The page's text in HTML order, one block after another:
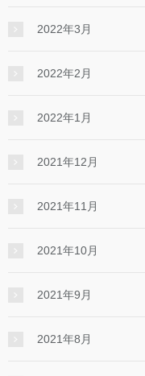
2022年3月
2022年2月
2022年1月
2021年12月
2021年11月
2021年10月
2021年9月
2021年8月